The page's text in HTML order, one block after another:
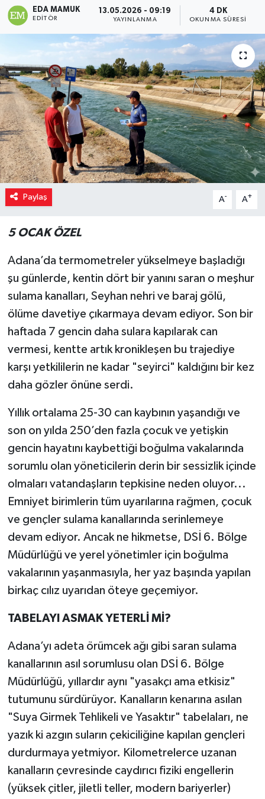
EDA MAMUK
EDITÖR
13.05.2026 - 09:19
YAYINLANMA
4 DK
OKUNMA SÜRESI
Paylaş A- A+
5 OCAK ÖZEL
Adana’da termometreler yükselmeye başladığı
şu günlerde, kentin dört bir yanını saran o meşhur
sulama kanalları, Seyhan nehri ve baraj gölü,
ölüme davetiye çıkarmaya devam ediyor. Son bir
haftada 7 gencin daha sulara kapılarak can
vermesi, kentte artık kronikleşen bu trajediye
karşı yetkililerin ne kadar "seyirci" kaldığını bir kez
daha gözler önüne serdi.
Yıllık ortalama 25-30 can kaybının yaşandığı ve
son on yılda 250’den fazla çocuk ve yetişkin
gencin hayatını kaybettiği boğulma vakalarında
sorumlu olan yöneticilerin derin bir sessizlik içinde
olmaları vatandaşların tepkisine neden oluyor...
Emniyet birimlerin tüm uyarılarına rağmen, çocuk
ve gençler sulama kanallarında serinlemeye
devam ediyor. Ancak ne hikmetse, DSİ 6. Bölge
Müdürlüğü ve yerel yönetimler için boğulma
vakalarının yaşanmasıyla, her yaz başında yapılan
birkaç cılız uyarıdan öteye geçemiyor.
TABELAYI ASMAK YETERLİ Mİ?
Adana’yı adeta örümcek ağı gibi saran sulama
kanallarının asıl sorumlusu olan DSİ 6. Bölge
Müdürlüğü, yıllardır aynı "yasakçı ama etkisiz"
tutumunu sürdürüyor. Kanalların kenarına asılan
"Suya Girmek Tehlikeli ve Yasaktır" tabelaları, ne
yazık ki azgın suların çekiciliğine kapılan gençleri
durdurmaya yetmiyor. Kilometrelerce uzanan
kanalların çevresinde caydırıcı fiziki engellerin
(yüksek çitler, jiletli teller, modern bariyerler)